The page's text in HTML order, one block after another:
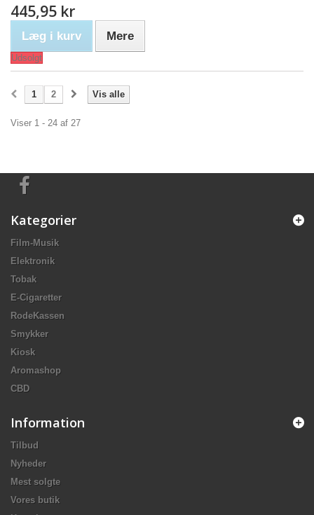
445,95 kr
Læg i kurv Mere
Udsolgt
Vis alle
1 2
Viser 1 - 24 af 27
Kategorier
Film-Musik
Elektronik
Tobak
E-Cigaretter
RodeKassen
Smykker
Kiosk
Aromashop
CBD
Information
Tilbud
Nyheder
Mest solgte
Vores butik